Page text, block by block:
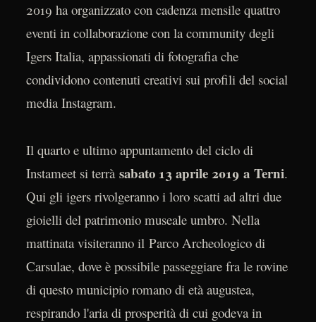
2019 ha organizzato con cadenza mensile quattro
eventi in collaborazione con la community degli
Igers Italia, appassionati di fotografia che
condividono contenuti creativi sui profili del social
media Instagram.
Il quarto e ultimo appuntamento del ciclo di
Instameet si terrà sabato 13 aprile 2019 a Terni.
Qui gli igers rivolgeranno i loro scatti ad altri due
gioielli del patrimonio museale umbro. Nella
mattinata visiteranno il Parco Archeologico di
Carsulae, dove è possibile passeggiare fra le rovine
di questo municipio romano di età augustea,
respirando l'aria di prosperità di cui godeva in